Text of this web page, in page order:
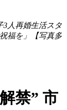
3人再婚生活スタ
福を」【写真多
禁” 市